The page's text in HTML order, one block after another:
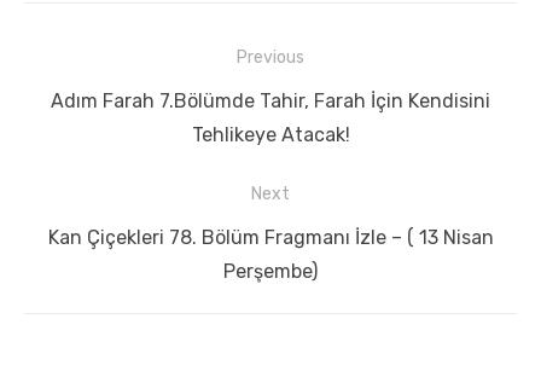
gezinmesi
Previous
Previous
Adım Farah 7.Bölümde Tahir, Farah İçin Kendisini
Tehlikeye Atacak!
Next
Next
Kan Çiçekleri 78. Bölüm Fragmanı İzle – ( 13 Nisan
Perşembe)